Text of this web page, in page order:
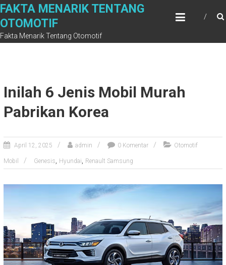
Skip
content
FAKTA MENARIK TENTANG
OTOMOTIF
Fakta Menarik Tentang Otomotif
Inilah 6 Jenis Mobil Murah
Pabrikan Korea
April 12, 2025 admin 0 Komentar Otomotif
Mobil Genesis, Hyundai, Renault Samsung